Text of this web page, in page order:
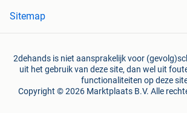
Sitemap
2dehands is niet aansprakelijk voor
uit het gebruik van deze site, dan wel uit
functionaliteiten op deze
Copyright © 2026 Marktplaats B.V. Alle